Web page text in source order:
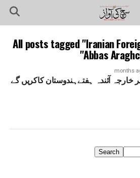
All posts tagged "Iranian
Abbas
خارجہ آئندہ ہفتےہندوستان کاکریں گے
Search